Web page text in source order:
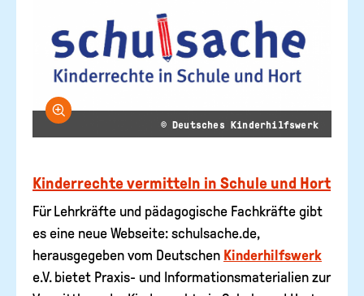
Bild vergrößern
© Deutsches Kinderhilfswerk
Kinderrechte vermitteln in Schule und Hort
Für Lehrkräfte und pädagogische Fachkräfte gibt
es eine neue Webseite: schulsache.de,
herausgegeben vom Deutschen Kinderhilfswerk
e.V. bietet Praxis- und Informationsmaterialien zur